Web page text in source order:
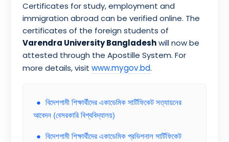
Certificates for study, employment and
immigration abroad can be verified online. The
certificates of the foreign students of
Varendra University Bangladeshwill now be
attested through the Apostille System. For
more details, visit www.mygov.bd.
● বিদেশগামী শিক্ষার্থীদের একাডেমিক সার্টিফিকেট সত্যায়নের
আবেদন (বেসরকারি বিশ্ববিদ্যালয়)
● বিদেশগামী শিক্ষার্থীদের একাডেমিক প্রভিশনাল সার্টিফিকেট